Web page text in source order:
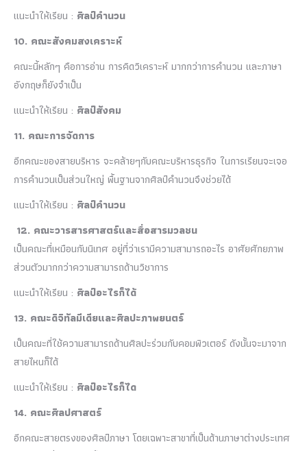
แนะนำให้เรียน : ศิลป์คำนวน
10. คณะสังคมสงเคราะห์
คณะนี้หลักๆ คือการอ่าน การคิดวิเคราะห์ มากกว่าการคำนวน และภาษา
อังกฤษก็ยังจำเป็น
แนะนำให้เรียน : ศิลป์สังคม
11. คณะการจัดการ
อีกคณะของสายบริหาร จะคล้ายๆกับคณะบริหารธุรกิจ ในการเรียนจะเจอ
การคำนวนเป็นส่วนใหญ่ พื้นฐานจากศิลป์คำนวนจึงช่วยได้
แนะนำให้เรียน : ศิลป์คำนวน
12. คณะวารสารศาสตร์และสื่อสารมวลชน
เป็นคณะที่เหมือนกับนิเทศ อยู่ที่ว่าเรามีความสามารถอะไร อาศัยศักยภาพ
ส่วนตัวมากกว่าความสามารถด้านวิชาการ
แนะนำให้เรียน : ศิลป์อะไรก็ได้
13. คณะดิจิทัลมีเดียและศิลปะภาพยนตร์
เป็นคณะที่ใช้ความสามารถด้านศิลปะร่วมกับคอมพิวเตอร์ ดังนั้นจะมาจาก
สายไหนก็ได้
แนะนำให้เรียน : ศิลป์อะไรก็ได
14. คณะศิลปศาสตร์
อีกคณะสายตรงของศิลป์ภาษา โดยเฉพาะสาขาที่เป็นด้านภาษาต่างประเทศ